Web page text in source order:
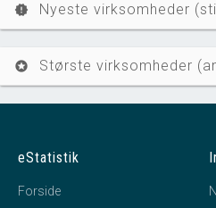
new_releases Nyeste virksomheder
stars Største virksomheder
eStatistik
Forside